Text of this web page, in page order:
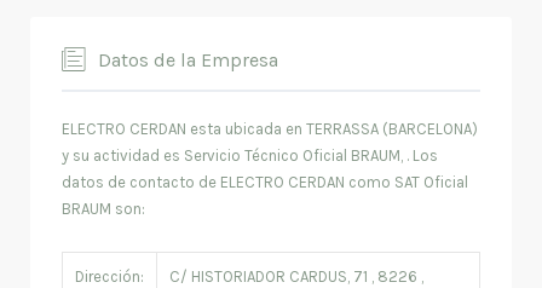
Datos de la Empresa
ELECTRO CERDAN esta ubicada en TERRASSA (BARCELONA)
y su actividad es Servicio Técnico Oficial BRAUM, . Los
datos de contacto de ELECTRO CERDAN como SAT Oficial
BRAUM son:
Dirección:
C/ HISTORIADOR CARDUS, 71 , 8226 ,